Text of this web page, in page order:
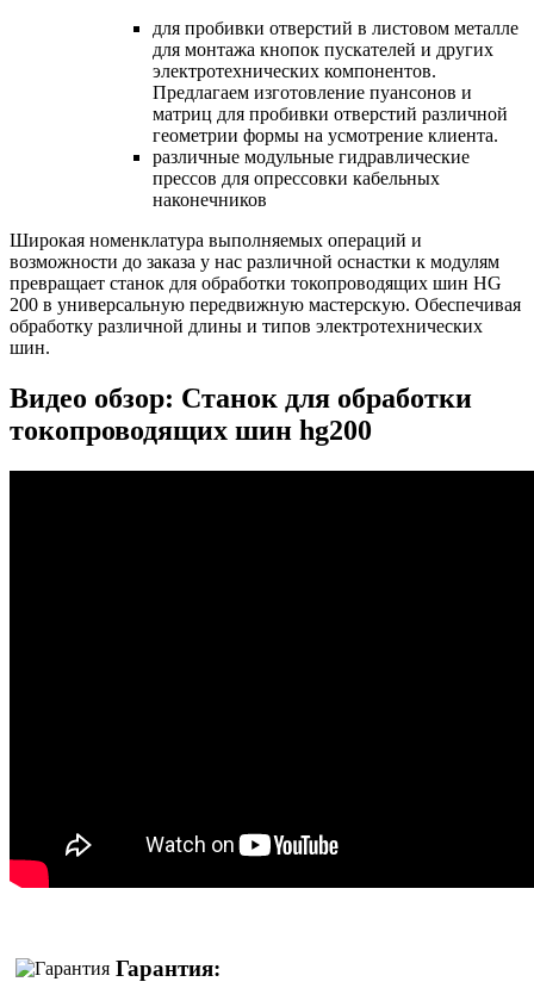
для пробивки отверстий в листовом металле
для монтажа кнопок пускателей и других
электротехнических компонентов.
Предлагаем изготовление пуансонов и
матриц для пробивки отверстий различной
геометрии формы на усмотрение клиента.
различные модульные гидравлические
прессов для опрессовки кабельных
наконечников
Широкая номенклатура выполняемых операций и
возможности до заказа у нас различной оснастки к модулям
превращает станок для обработки токопроводящих шин HG
200 в универсальную передвижную мастерскую. Обеспечивая
обработку различной длины и типов электротехнических
шин.
Видео обзор: Станок для обработки
токопроводящих шин hg200
Гарантия: